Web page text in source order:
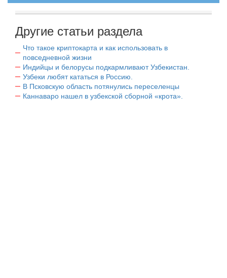
Другие статьи раздела
Что такое криптокарта и как использовать в
повседневной жизни
Индийцы и белорусы подкармливают Узбекистан.
Узбеки любят кататься в Россию.
В Псковскую область потянулись переселенцы
Каннаваро нашел в узбекской сборной «крота».